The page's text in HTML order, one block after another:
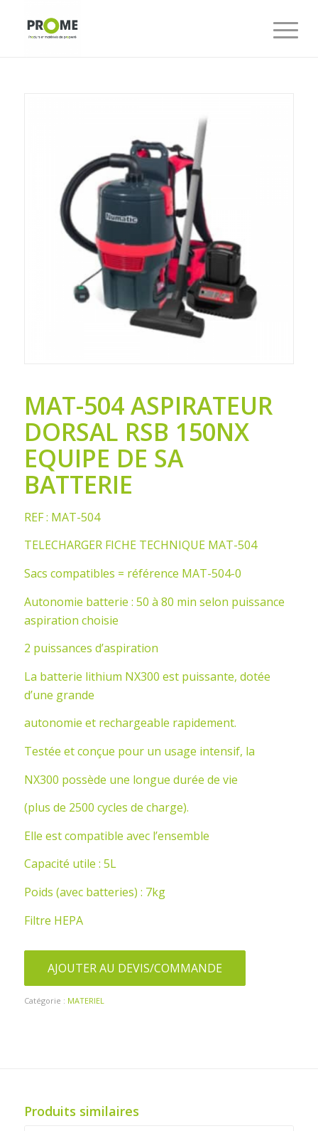
MAT-504 ASPIRATEUR
DORSAL RSB 150NX
EQUIPE DE SA
BATTERIE
REF : MAT-504
TELECHARGER FICHE TECHNIQUE MAT-504
Sacs compatibles = référence MAT-504-0
Autonomie batterie : 50 à 80 min selon puissance
aspiration choisie
2 puissances d’aspiration
La batterie lithium NX300 est puissante, dotée
d’une grande
autonomie et rechargeable rapidement.
Testée et conçue pour un usage intensif, la
NX300 possède une longue durée de vie
(plus de 2500 cycles de charge).
Elle est compatible avec l’ensemble
Capacité utile : 5L
Poids (avec batteries) : 7kg
Filtre HEPA
AJOUTER AU DEVIS/COMMANDE
Catégorie : MATERIEL
Produits similaires